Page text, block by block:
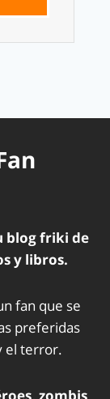
blog friki de
y libros.
fan que se
preferidas
el terror.